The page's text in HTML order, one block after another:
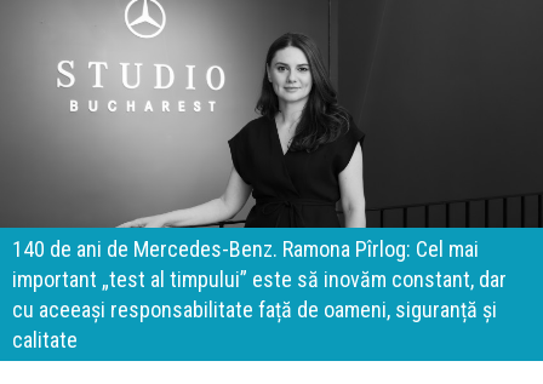
140 de ani de Mercedes-Benz. Ramona Pîrlog: Cel mai
important „test al timpului” este să inovăm constant, dar
cu aceeași responsabilitate față de oameni, siguranță și
calitate